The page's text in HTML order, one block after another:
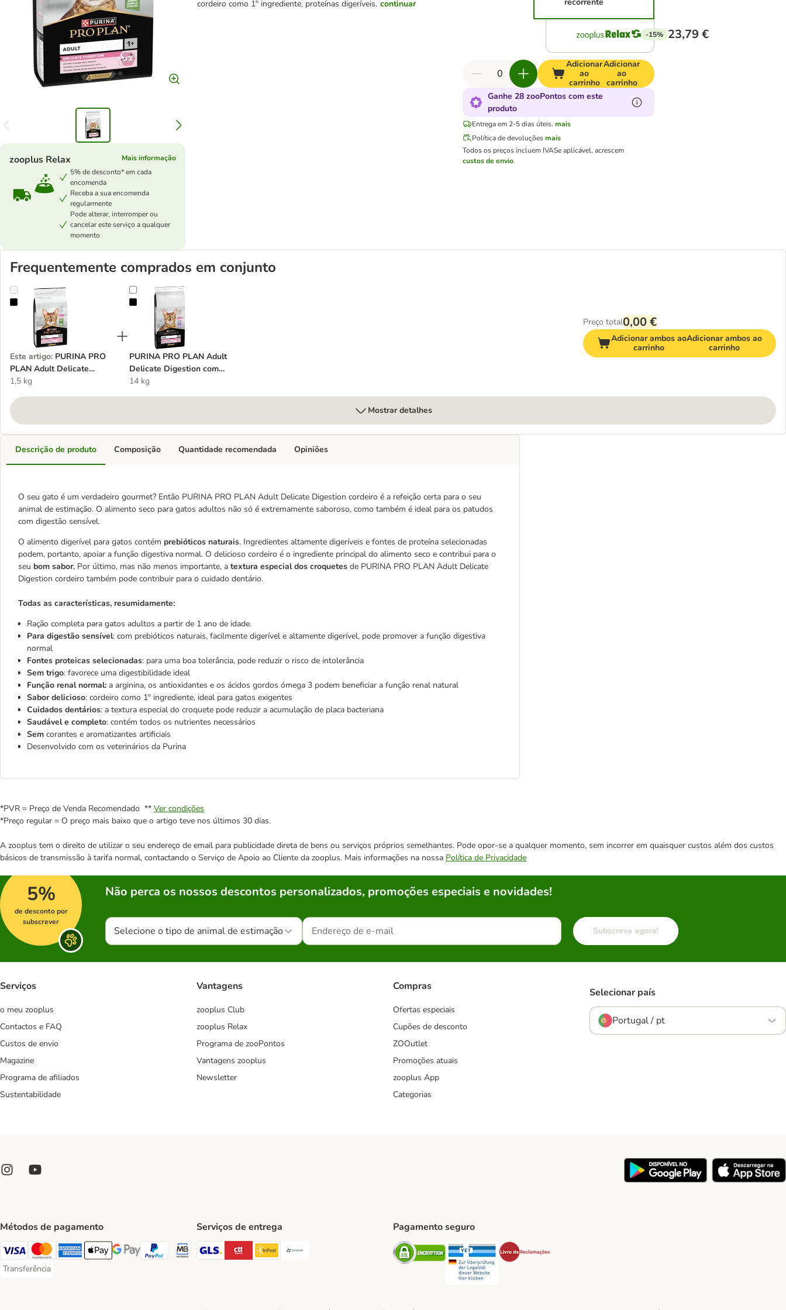
cordeiro como 1º ingrediente, proteínas digeríveis. continuar
zooplus Relax
Mais informação
5% de desconto* em cada
encomenda
Receba a sua encomenda
regularmente
Pode alterar, interromper ou
cancelar este serviço a qualquer
momento
-15% 23,79 €
Adicionar
ao
carrinho
Adicionar
ao
carrinho
Ganhe 28 zooPontos com este
produto
Entrega em 2-5 dias úteis. mais
Política de devoluçõesmais
Todos os preços incluem IVASe aplicável, acrescem
custos de envio.
Frequentemente comprados em conjunto
PURINA PRO PLAN Adult Delicate Digestion cordeiro
Este artigo: PURINA PRO
PLAN Adult Delicate
Digestion cordeiro
1,5 kg
PURINA PRO PLAN Adult Delicate Digestion com peru
PURINA PRO PLAN Adult
Delicate Digestion com
peru
14 kg
Preço total0,00 €
Adicionar ambos ao
carrinho
Adicionar ambos ao
carrinho
Mostrar detalhes
Descrição de produto
O seu gato é um verdadeiro gourmet? Então PURINA PRO PLAN Adult Delicate Digestion cordeiro é a refeição certa para o seu
animal de estimação. O alimento seco para gatos adultos não só é extremamente saboroso, como também é ideal para os patudos
com digestão sensível.
O alimento digerível para gatos contém prebióticos naturais. Ingredientes altamente digeríveis e fontes de proteína selecionadas
podem, portanto, apoiar a função digestiva normal. O delicioso cordeiro é o ingrediente principal do alimento seco e contribui para o
seu bom sabor. Por último, mas não menos importante, a textura especial dos croquetes de PURINA PRO PLAN Adult Delicate
Digestion cordeiro também pode contribuir para o cuidado dentário.
Todas as características, resumidamente:
Ração completa para gatos adultos a partir de 1 ano de idade.
Para digestão sensível: com prebióticos naturais, facilmente digerível e altamente digerível, pode promover a função digestiva
normal
Fontes proteicas selecionadas: para uma boa tolerância, pode reduzir o risco de intolerância
Sem trigo: favorece uma digestibilidade ideal
Função renal normal: a arginina, os antioxidantes e os ácidos gordos ómega 3 podem beneficiar a função renal natural
Sabor delicioso: cordeiro como 1º ingrediente, ideal para gatos exigentes
Cuidados dentários: a textura especial do croquete pode reduzir a acumulação de placa bacteriana
Saudável e completo: contém todos os nutrientes necessários
Sem corantes e aromatizantes artificiais
Desenvolvido com os veterinários da Purina
Composição Quantidade recomendada Opiniões
*PVR = Preço de Venda Recomendado ** Ver condições
*Preço regular = O preço mais baixo que o artigo teve nos últimos 30 dias.
A zooplus tem o direito de utilizar o seu endereço de email para publicidade direta de bens ou serviços próprios semelhantes. Pode opor-se a qualquer momento, sem incorrer em quaisquer custos além dos custos
básicos de transmissão à tarifa normal, contactando o Serviço de Apoio ao Cliente da zooplus. Mais informações na nossa Política de Privacidade
5%
de desconto por
subscrever
Não perca os nossos descontos personalizados, promoções especiais e novidades!
Selecione o tipo de animal de estimação Subscreva agora!
Serviços
o meu zooplus
Contactos e FAQ
Custos de envio
Magazine
Programa de afiliados
Sustentabilidade
Vantagens
zooplus Club
zooplus Relax
Programa de zooPontos
Vantagens zooplus
Newsletter
Compras
Ofertas especiais
Cupões de desconto
ZOOutlet
Promoções atuais
zooplus App
Categorias
Selecionar país
Portugal / pt
Métodos de pagamento
Visa Payment Method
Mastercard Payment Method
American Express Payment Method
Apple Pay Payment Method
Google Pay Payment Method
PayPal Payment Method
Multibanco Payment Method
Transferência
Transferência Payment Method
Serviços de entrega
GLS Shipping Method
CTTExpress Shipping Method
InPost Shipping Method
Paack Shipping Method
Pagamento seguro
Security Security